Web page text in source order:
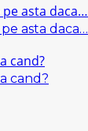
asta daca…
cand?